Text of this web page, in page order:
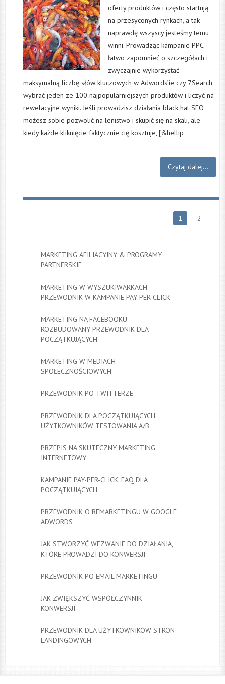
oferty produktów i często startują
na przesyconych rynkach, a tak
naprawdę wszyscy jesteśmy temu
winni. Prowadząc kampanie PPC
łatwo zapomnieć o szczegółach i
zwyczajnie wykorzystać
maksymalną liczbę słów kluczowych w Adwords’ie czy 7Search,
wybrać jeden ze 100 najpopularniejszych produktów i liczyć na
rewelacyjne wyniki. Jeśli prowadzisz działania black hat SEO
możesz sobie pozwolić na lenistwo i skupić się na skali, ale
kiedy każde kliknięcie faktycznie cię kosztuje, [&hellip
Czytaj dalej...
1 2
MARKETING AFILIACYJNY & PROGRAMY
PARTNERSKIE
MARKETING W WYSZUKIWARKACH –
PRZEWODNIK W KAMPANIE PAY PER CLICK
MARKETING NA FACEBOOKU:
ROZBUDOWANY PRZEWODNIK DLA
POCZĄTKUJĄCYCH
MARKETING W MEDIACH
SPOŁECZNOŚCIOWYCH
PRZEWODNIK PO TWITTERZE
PRZEWODNIK DLA POCZĄTKUJĄCYCH
UŻYTKOWNIKÓW TESTOWANIA A/B
PRZEPIS NA SKUTECZNY MARKETING
INTERNETOWY
KAMPANIE PAY-PER-CLICK. FAQ DLA
POCZĄTKUJĄCYCH
PRZEWODNIK O REMARKETINGU W GOOGLE
ADWORDS
JAK STWORZYĆ WEZWANIE DO DZIAŁANIA,
KTÓRE PROWADZI DO KONWERSJI
PRZEWODNIK PO EMAIL MARKETINGU
JAK ZWIĘKSZYĆ WSPÓŁCZYNNIK
KONWERSJI
PRZEWODNIK DLA UŻYTKOWNIKÓW STRON
LANDINGOWYCH